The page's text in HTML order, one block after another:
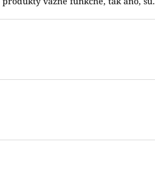
hvězdiček.
hvězdiček.
hvězdiček.